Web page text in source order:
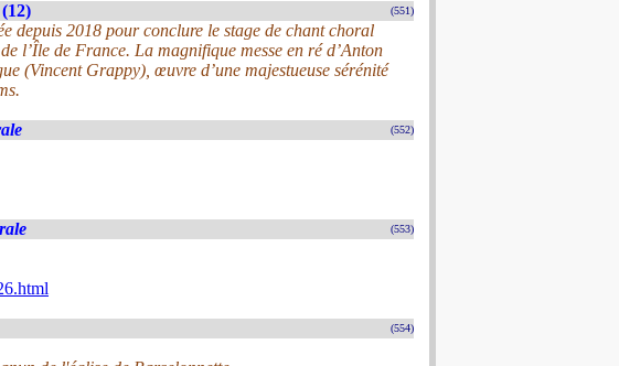
(551)
depuis 2018 pour conclure le stage de chant choral
l’Île de France. La magnifique messe en ré d’Anton
(Vincent Grappy), œuvre d’une majestueuse sérénité
(552)
(553)
(554)